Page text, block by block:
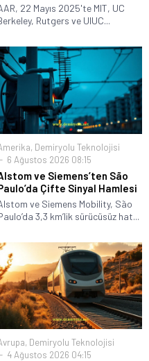
22 Mayıs 2025'te MIT, UC
Rutgers ve UIUC...
, Demiryolu Teknolojisi
6 Ağustos 2026 08:15
ve Siemens’ten São
Çifte Sinyal Hamlesi
ve Siemens Mobility, São
3,3 km’lik sürücüsüz hat...
, Demiryolu Teknolojisi
4 Ağustos 2026 04:15